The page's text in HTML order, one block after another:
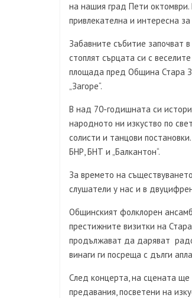
на нашия град Пети
привлекателна и интересна за
Забавните събитие започват
стоплят сърцата си с
площада пред Община Стара
„Загоре“.
В над 70-годишната си
народното ни изкуство по
солисти и танцови
БНР, БНТ и „Балкантон“.
За времето на
слушатели у нас и в
Общинският фолклорен
престижните визитки на
продължават да даряват
винаги ги посреща с дълги
След концерта, на сцената ще
предавания, посветени на